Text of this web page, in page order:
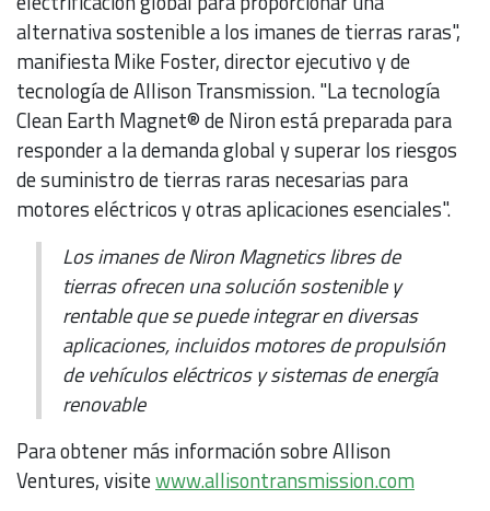
alternativa sostenible a los imanes de tierras raras",
manifiesta Mike Foster, director ejecutivo y de
tecnología de Allison Transmission. "La tecnología
Clean Earth Magnet® de Niron está preparada para
responder a la demanda global y superar los riesgos
de suministro de tierras raras necesarias para
motores eléctricos y otras aplicaciones esenciales".
Los imanes de Niron Magnetics libres de
tierras ofrecen una solución sostenible y
rentable que se puede integrar en diversas
aplicaciones, incluidos motores de propulsión
de vehículos eléctricos y sistemas de energía
renovable
Para obtener más información sobre Allison
Ventures, visitewww.allisontransmission.com